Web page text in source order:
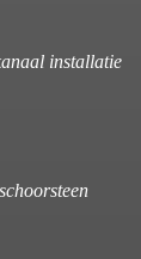
installatie